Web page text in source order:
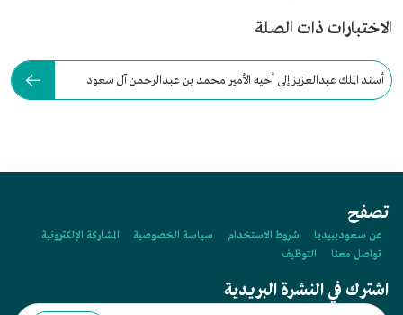
الاختبارات ذات الصلة
أسند الملك عبدالعزيز إلى أخيه الأمير محمد بن عبدالرحمن آل سعود
تصفح
عن سعوديبيديا شروط الاستخدام سياسة الخصوصية
المشاركة الإلكترونية
تواصل معنا
التوظيف
اشترك في النشرة البريدية